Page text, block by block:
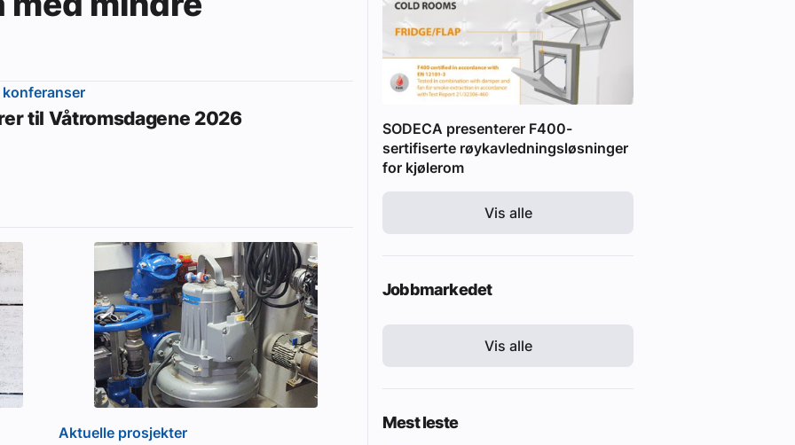
til Våtromsdagene 2026
Aktuelle prosjekter
SODECA presenterer F400-
sertifiserte røykavledningsløsninger
for kjølerom
Vis alle
Jobbmarkedet
Vis alle
Mest leste